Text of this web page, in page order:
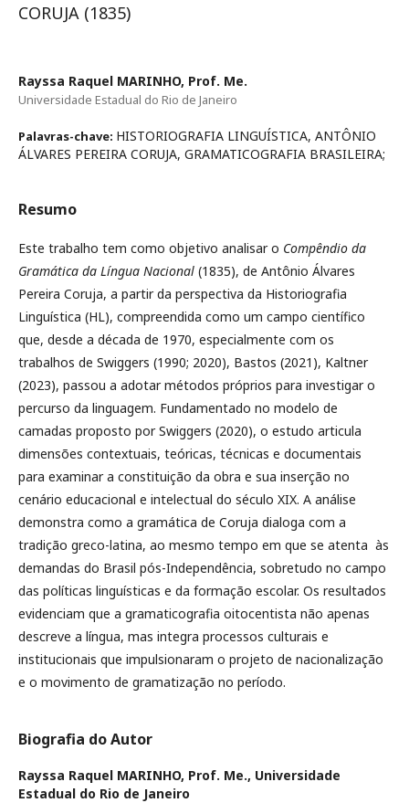
CORUJA (1835)
Rayssa Raquel MARINHO, Prof. Me.
Universidade Estadual do Rio de Janeiro
Palavras-chave: HISTORIOGRAFIA LINGUÍSTICA, ANTÔNIO
ÁLVARES PEREIRA CORUJA, GRAMATICOGRAFIA BRASILEIRA;
Resumo
Este trabalho tem como objetivo analisar o Compêndio da
Gramática da Língua Nacional (1835), de Antônio Álvares
Pereira Coruja, a partir da perspectiva da Historiografia
Linguística (HL), compreendida como um campo científico
que, desde a década de 1970, especialmente com os
trabalhos de Swiggers (1990; 2020), Bastos (2021), Kaltner
(2023), passou a adotar métodos próprios para investigar o
percurso da linguagem. Fundamentado no modelo de
camadas proposto por Swiggers (2020), o estudo articula
dimensões contextuais, teóricas, técnicas e documentais
para examinar a constituição da obra e sua inserção no
cenário educacional e intelectual do século XIX. A análise
demonstra como a gramática de Coruja dialoga com a
tradição greco-latina, ao mesmo tempo em que se atenta às
demandas do Brasil pós-Independência, sobretudo no campo
das políticas linguísticas e da formação escolar. Os resultados
evidenciam que a gramaticografia oitocentista não apenas
descreve a língua, mas integra processos culturais e
institucionais que impulsionaram o projeto de nacionalização
e o movimento de gramatização no período.
Biografia do Autor
Rayssa Raquel MARINHO, Prof. Me., Universidade
Estadual do Rio de Janeiro